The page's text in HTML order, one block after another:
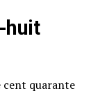
huit
cent quarante